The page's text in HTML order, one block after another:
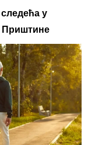
у
Приштине